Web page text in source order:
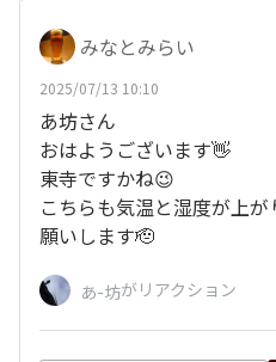
みなとみらい
2025/07/13 10:10
あ坊さん
おはようございます👋
東寺ですかね😉
こちらも気温と湿度が上
願いします🫡
あ-坊がリアクション